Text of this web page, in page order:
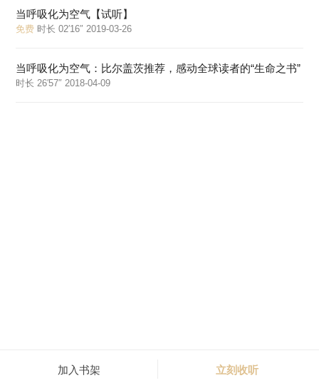
当呼吸化为空气【试听】
免费 时长 02′16″ 2019-03-26
当呼吸化为空气：比尔盖茨推荐，感动全球读者的“生命之书”
时长 26′57″ 2018-04-09
加入书架 立刻收听